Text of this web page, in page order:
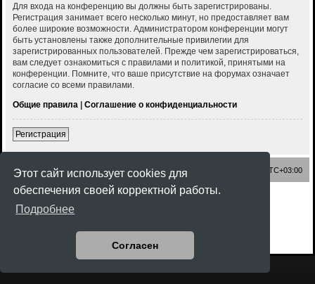
Этот сайт использует cookies для
обеспечения своей корректной работы.
Подробнее
Согласен
Для входа на конференцию вы должны быть зарегистрированы.
Регистрация занимает всего несколько минут, но предоставляет вам
более широкие возможности. Администратором конференции могут
быть установлены также дополнительные привилегии для
зарегистрированных пользователей. Прежде чем зарегистрироваться,
вам следует ознакомиться с правилами и политикой, принятыми на
конференции. Помните, что ваше присутствие на форумах означает
согласие со всеми правилами.
Общие правила | Соглашение о конфиденциальности
Регистрация
Список форумов UTC+03:00
Создано на основеphpBB® Forum Software © phpBB Limited
Конфиденциальность|Правила